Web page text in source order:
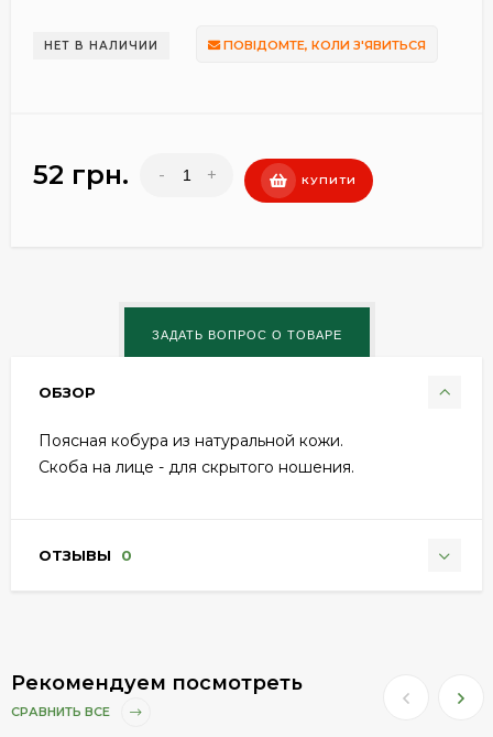
НЕТ В НАЛИЧИИ ПОВІДОМТЕ, КОЛИ З'ЯВИТЬСЯ
52 грн. - + КУПИТИ
ОБЗОР
Поясная кобура из натуральной кожи.
Скоба на лице - для скрытого ношения.
ОТЗЫВЫ 0
Рекомендуем посмотреть
СРАВНИТЬ ВСЕ